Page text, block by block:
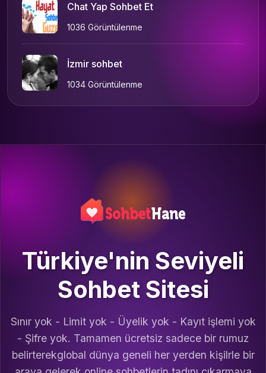
Chat Yap Sohbet Et
1036 Görüntülenme
İzmir sohbet
1034 Görüntülenme
Türkiye'nin Seviyeli
Sohbet Sitesi
Sınır yok - Limit yok - Üyelik yok - Kayıt işlemi yok
- Şifre yok. Tamamen ücretsiz sadece bir rumuz
belirterekglobal dünya geneli her yerden kişilrle bir